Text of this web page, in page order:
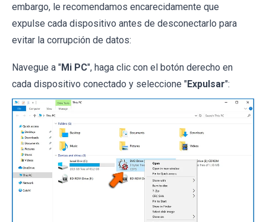
embargo, le recomendamos encarecidamente que
expulse cada dispositivo antes de desconectarlo para
evitar la corrupción de datos:
Navegue a "Mi PC", haga clic con el botón derecho en
cada dispositivo conectado y seleccione "Expulsar":